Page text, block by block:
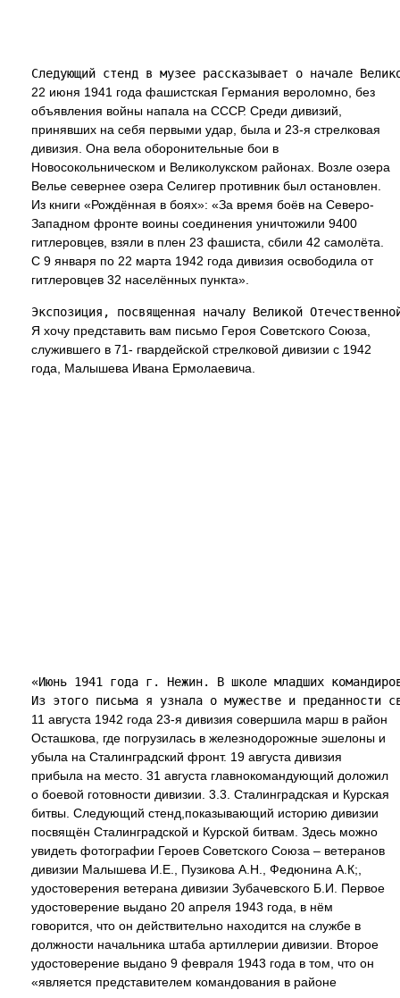
22 июня 1941 года фашистская Германия вероломно, без
объявления войны напала на СССР. Среди дивизий,
принявших на себя первыми удар, была и 23-я стрелковая
дивизия. Она вела оборонительные бои в
Новосокольническом и Великолукском районах. Возле озера
Велье севернее озера Селигер противник был остановлен.
Из книги «Рождённая в боях»: «За время боёв на Северо-
Западном фронте воины соединения уничтожили 9400
гитлеровцев, взяли в плен 23 фашиста, сбили 42 самолёта.
С 9 января по 22 марта 1942 года дивизия освободила от
гитлеровцев 32 населённых пункта».
Я хочу представить вам письмо Героя Советского Союза,
служившего в 71- гвардейской стрелковой дивизии с 1942
года, Малышева Ивана Ермолаевича.
«Июнь 1941 года г. Нежин. В школе младших
11 августа 1942 года 23-я дивизия совершила марш в район
Осташкова, где погрузилась в железнодорожные эшелоны и
убыла на Сталинградский фронт. 19 августа дивизия
прибыла на место. 31 августа главнокомандующий доложил
о боевой готовности дивизии. 3.3. Сталинградская и Курская
битвы. Следующий стенд,показывающий историю дивизии
посвящён Сталинградской и Курской битвам. Здесь можно
увидеть фотографии Героев Советского Союза – ветеранов
дивизии Малышева И.Е., Пузикова А.Н., Федюнина А.К;,
удостоверения ветерана дивизии Зубачевского Б.И. Первое
удостоверение выдано 20 апреля 1943 года, в нём
говорится, что он действительно находится на службе в
должности начальника штаба артиллерии дивизии. Второе
удостоверение выдано 9 февраля 1943 года в том, что он
«является представителем командования в районе